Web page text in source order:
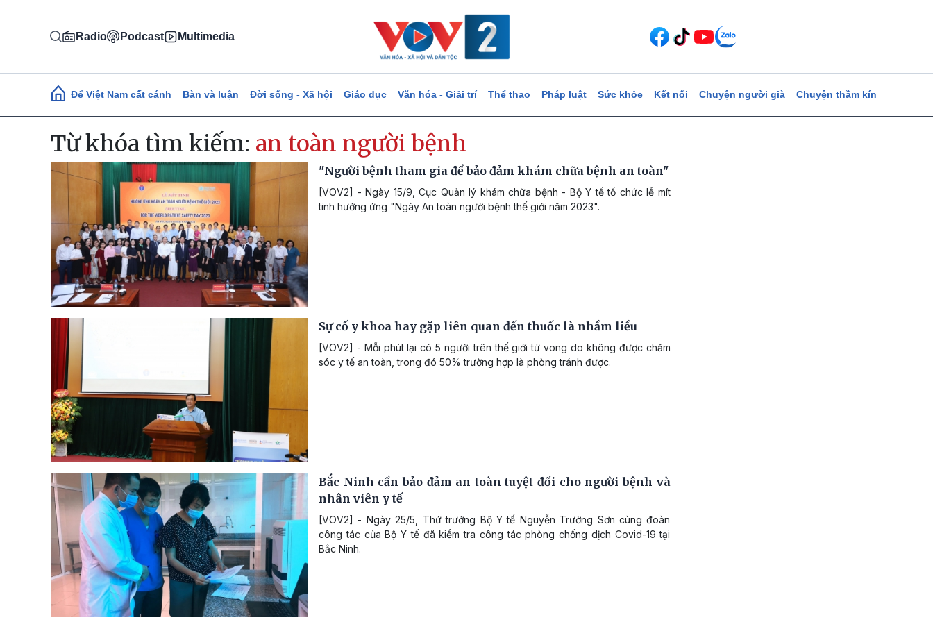
Radio Podcast Multimedia
Main navigation
Để Việt Nam cất cánh Bàn và luận Đời sống - Xã hội Giáo dục Văn hóa - Giải trí Thể thao Pháp luật Sức khỏe Kết nối Chuyện người già Chuyện thầm kín
Từ khóa tìm kiếm: an toàn người bệnh
"Người bệnh tham gia để bảo đảm khám chữa bệnh an toàn"
[VOV2] - Ngày 15/9, Cục Quản lý khám chữa bệnh - Bộ Y tế tổ chức lễ mít
tinh hưởng ứng "Ngày An toàn người bệnh thế giới năm 2023".
Sự cố y khoa hay gặp liên quan đến thuốc là nhầm liều
[VOV2] - Mỗi phút lại có 5 người trên thế giới tử vong do không được chăm
sóc y tế an toàn, trong đó 50% trường hợp là phòng tránh được.
Bắc Ninh cần bảo đảm an toàn tuyệt đối cho người bệnh và
nhân viên y tế
[VOV2] - Ngày 25/5, Thứ trưởng Bộ Y tế Nguyễn Trường Sơn cùng đoàn
công tác của Bộ Y tế đã kiểm tra công tác phòng chống dịch Covid-19 tại
Bắc Ninh.